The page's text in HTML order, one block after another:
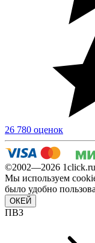
26 780 оценок
©2002—2026
Мы используем
было удобно
ОКЕЙ
ПВЗ